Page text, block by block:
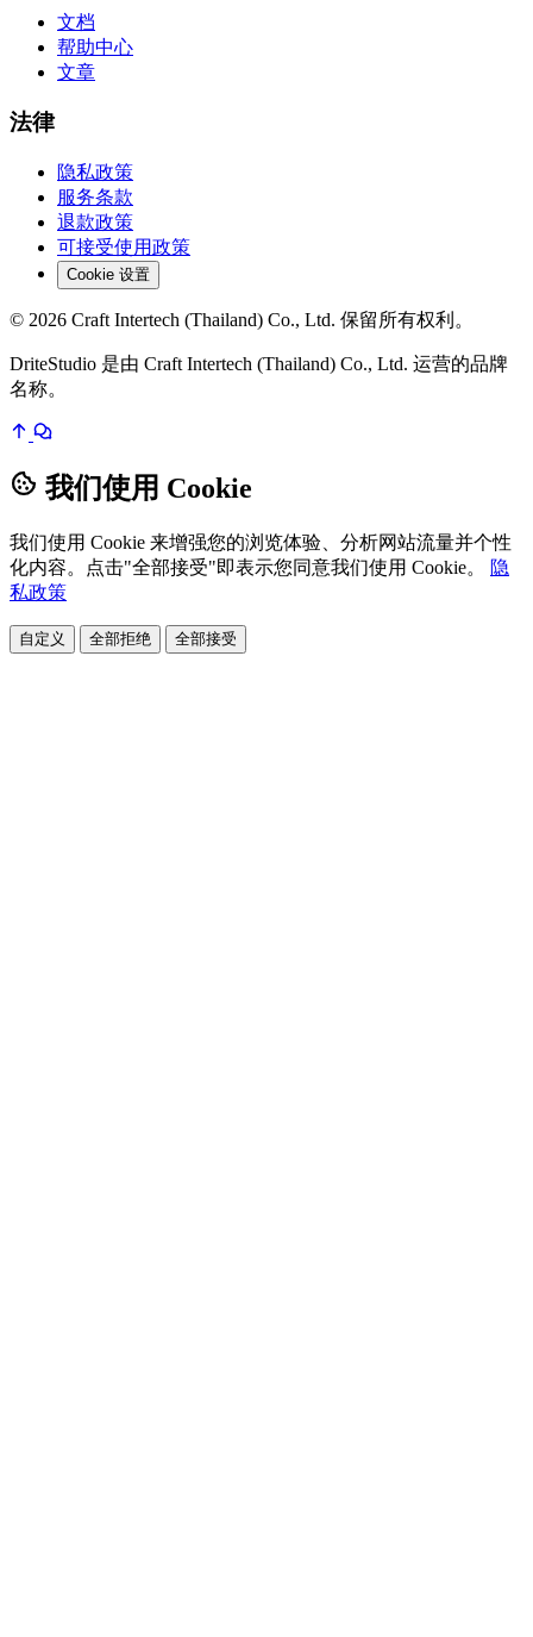
文档
帮助中心
文章
法律
隐私政策
服务条款
退款政策
可接受使用政策
Cookie 设置
© 2026 Craft Intertech (Thailand) Co., Ltd. 保留所有权利。
DriteStudio 是由 Craft Intertech (Thailand) Co., Ltd. 运营的品牌
名称。
我们使用 Cookie
我们使用 Cookie 来增强您的浏览体验、分析网站流量并个性
化内容。点击"全部接受"即表示您同意我们使用 Cookie。
隐
私政策
自定义 全部拒绝 全部接受